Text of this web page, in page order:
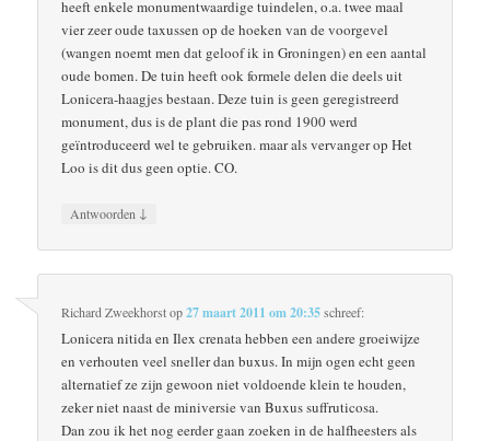
heeft enkele monumentwaardige tuindelen, o.a. twee maal
vier zeer oude taxussen op de hoeken van de voorgevel
(wangen noemt men dat geloof ik in Groningen) en een aantal
oude bomen. De tuin heeft ook formele delen die deels uit
Lonicera-haagjes bestaan. Deze tuin is geen geregistreerd
monument, dus is de plant die pas rond 1900 werd
geïntroduceerd wel te gebruiken. maar als vervanger op Het
Loo is dit dus geen optie. CO.
Antwoorden ↓
Richard Zweekhorstop27 maart 2011 om 20:35schreef:
Lonicera nitida en Ilex crenata hebben een andere groeiwijze
en verhouten veel sneller dan buxus. In mijn ogen echt geen
alternatief ze zijn gewoon niet voldoende klein te houden,
zeker niet naast de miniversie van Buxus suffruticosa.
Dan zou ik het nog eerder gaan zoeken in de halfheesters als